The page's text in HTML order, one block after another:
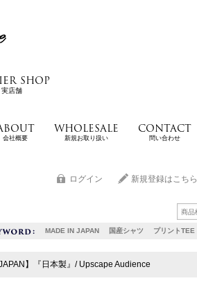
SHOP
実店舗
会社概要
WHOLESALE
新規お取り扱い
CONTACT
問い合わせ
MADE IN JAPAN 国産シャツ プリントTEE
ログイン 新規登録はこちら
】『日本製』/ Upscape Audience